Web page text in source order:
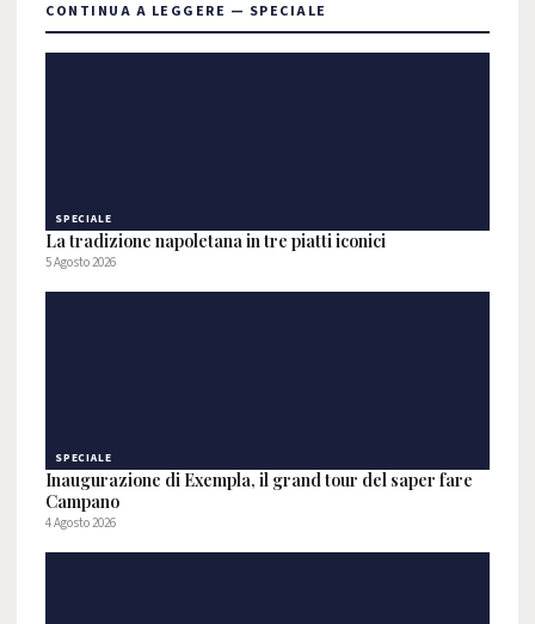
CONTINUA A LEGGERE — SPECIALE
SPECIALE
La tradizione napoletana in tre piatti iconici
5 Agosto 2026
SPECIALE
Inaugurazione di Exempla, il grand tour del saper fare
Campano
4 Agosto 2026